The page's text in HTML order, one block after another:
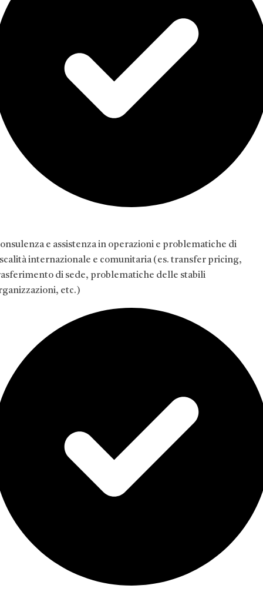
e assistenza in operazioni e problematiche di
internazionale e comunitaria (es. transfer pricing,
di sede, problematiche delle stabili
etc.)